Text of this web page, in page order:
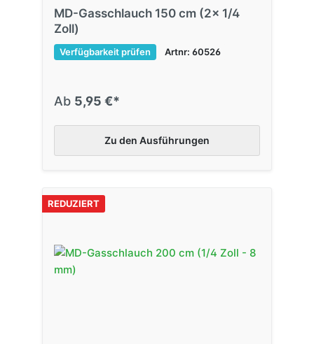
MD-Gasschlauch 150 cm (2x 1/4
Zoll)
Verfügbarkeit prüfen Artnr: 60526
Ab 5,95 €*
Zu den Ausführungen
REDUZIERT